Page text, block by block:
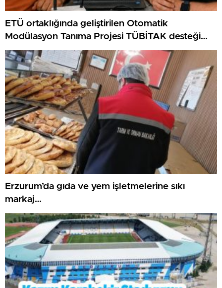
ETÜ ortaklığında geliştirilen Otomatik
Modülasyon Tanıma Projesi TÜBİTAK desteği
aldı..
Erzurum’da gıda ve yem işletmelerine sıkı
markaj…